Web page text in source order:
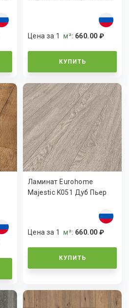
Цена за 1м²: 660.00 ₽
КУПИТЬ
Ламинат Eurohome
Majestic K051 Дуб Пьер
Цена за 1м²: 660.00 ₽
КУПИТЬ